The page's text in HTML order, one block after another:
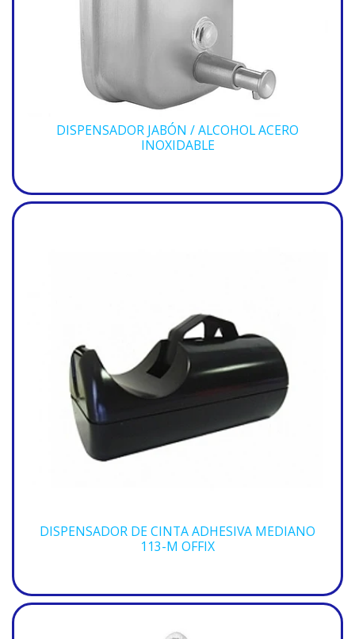
DISPENSADOR JABÓN / ALCOHOL ACERO
INOXIDABLE
DISPENSADOR DE CINTA ADHESIVA MEDIANO
113-M OFFIX